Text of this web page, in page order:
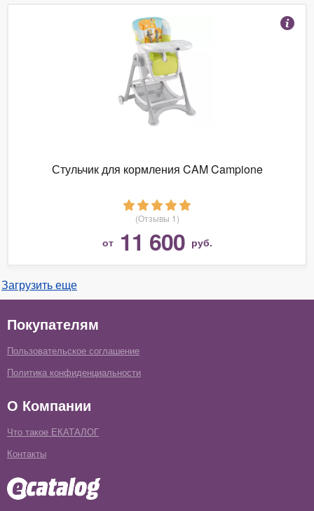
Стульчик для кормления CAM Campione
(Отзывы 1)
от 11 600 руб.
Загрузить еще
Покупателям
Пользовательское соглашение
Политика конфиденциальности
О Компании
Что такое ЕКАТАЛОГ
Контакты